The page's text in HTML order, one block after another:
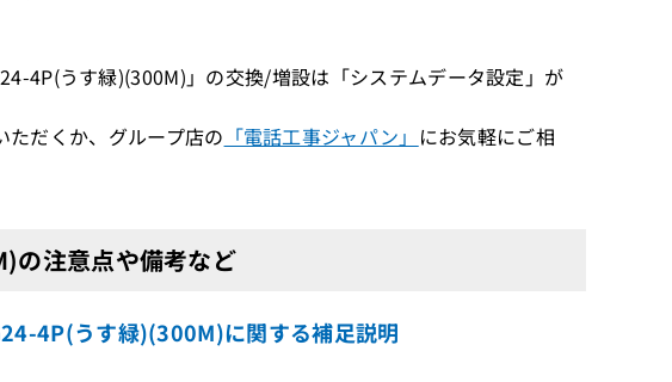
4P(うす緑)(300M)」の交換/増設は「システムデータ設定」が
だくか、グループ店の 「電話工事ジャパン」 にお気軽にご相
の注意点や備考など
4P(うす緑)(300M)に関する補足説明